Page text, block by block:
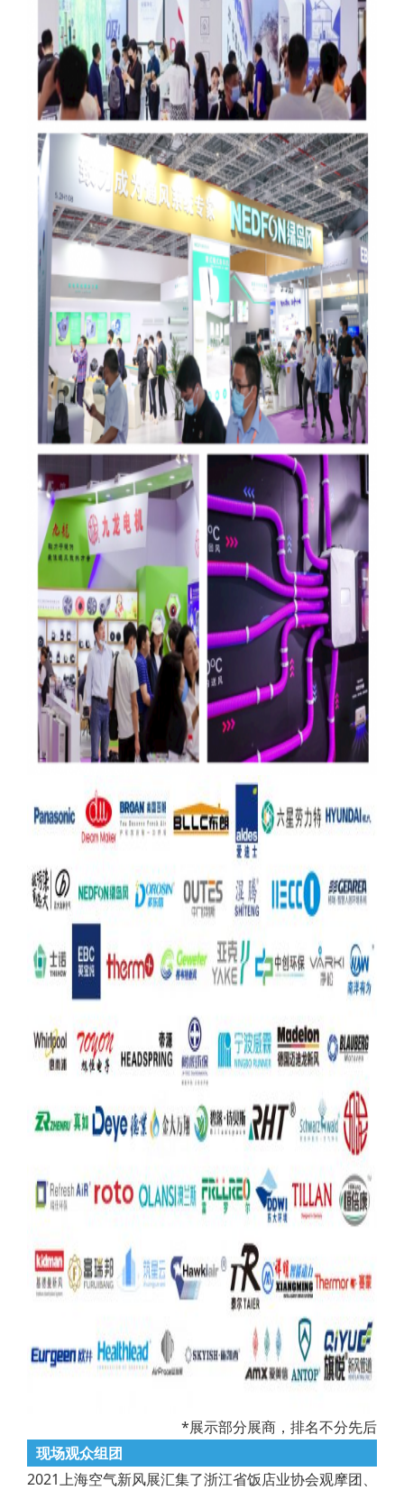
*展示部分展商，排名不分先后
现场观众组团
2021上海空气新风展汇集了浙江省饭店业协会观摩团、